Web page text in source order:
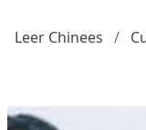
Leer Chinees